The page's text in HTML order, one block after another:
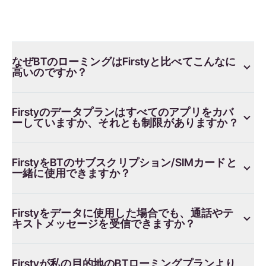
なぜBTのローミングはFirstyと比べてこんなに
高いのですか？
Firstyのデータプランはすべてのアプリをカバ
ーしていますか、それとも制限がありますか？
FirstyをBTのサブスクリプション/SIMカードと
一緒に使用できますか？
Firstyをデータに使用した場合でも、通話やテ
キストメッセージを受信できますか？
Firstyが私の目的地のBTローミングプランより